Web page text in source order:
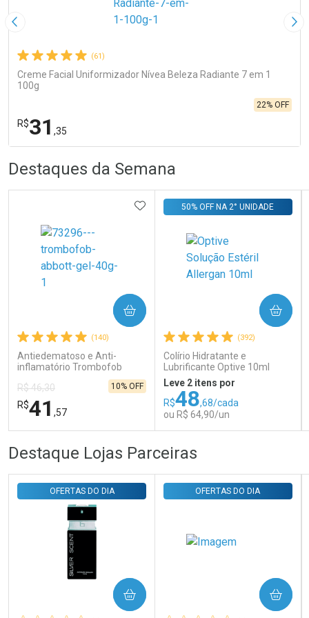
Imagem Anterior
(61)
Creme Facial Uniformizador Nívea Beleza Radiante 7 em 1
100g
R$31 ,35
22% OFF
Laboratório
Comprar sem Desconto
Por R$ 31,35/cada
Por Menos
Comprar sem Desconto
Por R$ 31,35/cada
Destaques da Semana
(140)
Antiedematoso e Anti-
inflamatório Trombofob
R$ 46,30
R$41 ,57
10% OFF
ADICIONAR AOS FAVORITOS
COMPRAR
FECHAR
Laboratório
FECHAR
Por Menos
(392)
Colírio Hidratante e
Lubrificante Optive 10ml
50% OFF NA 2° UNIDADE
Leve 2 itens por
R$48,68/cada
ou R$ 64,90/un
COMPRAR
Por Menos
Destaque Lojas Parceiras
OFERTAS DO DIA
COMPRAR
OFERTAS DO DIA
COMPRAR